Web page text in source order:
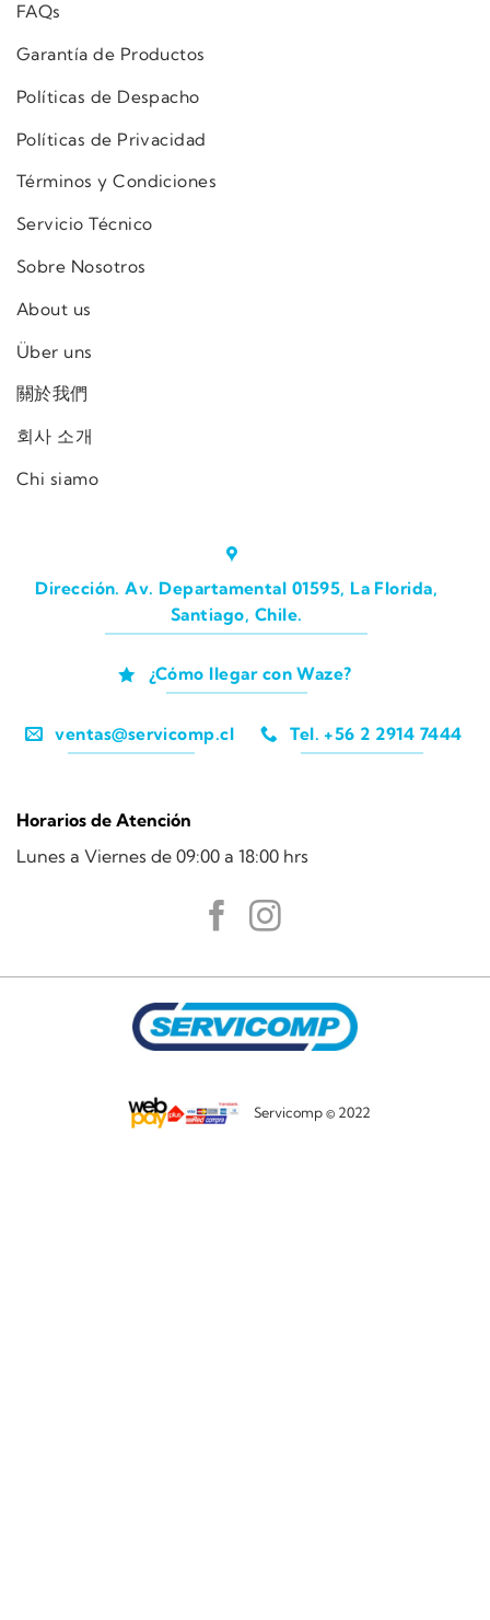
FAQs
Garantía de Productos
Políticas de Despacho
Políticas de Privacidad
Términos y Condiciones
Servicio Técnico
Sobre Nosotros
About us
Über uns
關於我們
회사 소개
Chi siamo
Dirección. Av. Departamental 01595, La Florida,
Santiago, Chile.
¿Cómo llegar con Waze?
ventas@servicomp.cl Tel. +56 2 2914 7444
Horarios de Atención
Lunes a Viernes de 09:00 a 18:00 hrs
Servicomp © 2022